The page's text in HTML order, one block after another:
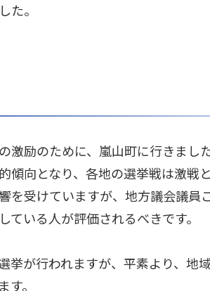
た。
激励のために、嵐山町に行きまし
傾向となり、各地の選挙戦は激戦
を受けていますが、地方議会議員
いる人が評価されるべきです。
挙が行われますが、平素より、地
。